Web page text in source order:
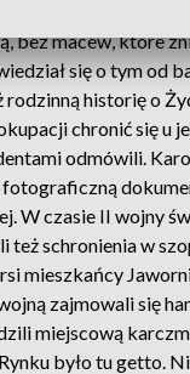
bez macew, które
się o tym od
rodzinną historię o
chronić się u
odmówili.
W czasie II wojny
też schronienia w
mieszkańcy
zajmowali się
miejscową
było tu getto.